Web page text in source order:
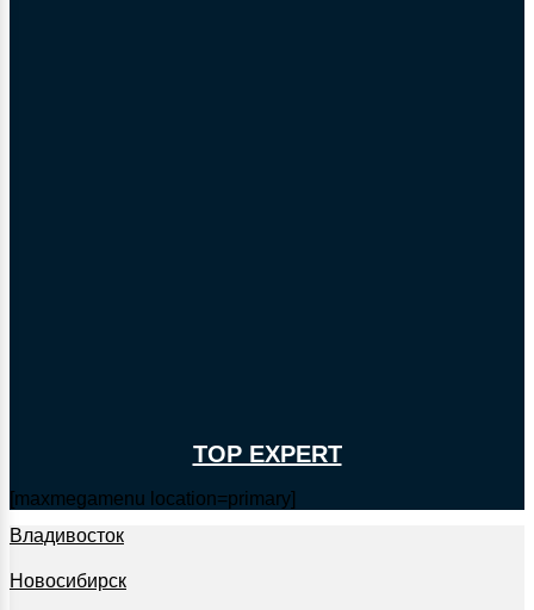
TOP EXPERT
[maxmegamenu location=primary]
Владивосток
Новосибирск